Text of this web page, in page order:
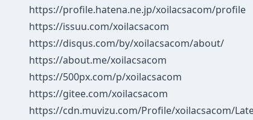
https://profile.hatena.ne.jp/xoilacsacom/profile
https://issuu.com/xoilacsacom
https://disqus.com/by/xoilacsacom/about/
https://about.me/xoilacsacom
https://500px.com/p/xoilacsacom
https://gitee.com/xoilacsacom
https://cdn.muvizu.com/Profile/xoilacsacom/